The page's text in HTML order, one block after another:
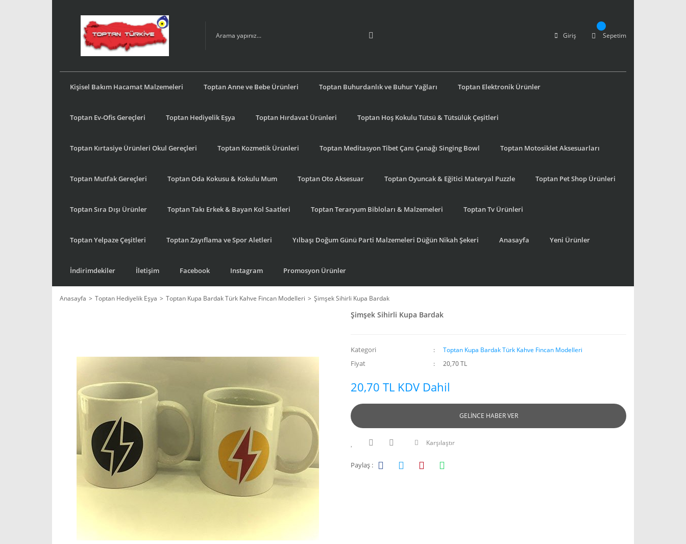
Giriş Sepetim
Kişisel Bakım Hacamat Malzemeleri Toptan Anne ve Bebe Ürünleri Toptan Buhurdanlık ve Buhur Yağları Toptan Elektronik Ürünler
Toptan Ev-Ofis Gereçleri Toptan Hediyelik Eşya Toptan Hırdavat Ürünleri Toptan Hoş Kokulu Tütsü & Tütsülük Çeşitleri
Toptan Kırtasiye Ürünleri Okul Gereçleri Toptan Kozmetik Ürünleri Toptan Meditasyon Tibet Çanı Çanağı Singing Bowl Toptan Motosiklet Aksesuarları
Toptan Mutfak Gereçleri Toptan Oda Kokusu & Kokulu Mum Toptan Oto Aksesuar Toptan Oyuncak & Eğitici Materyal Puzzle Toptan Pet Shop Ürünleri
Toptan Sıra Dışı Ürünler Toptan Takı Erkek & Bayan Kol Saatleri Toptan Teraryum Bibloları & Malzemeleri Toptan Tv Ürünleri
Toptan Yelpaze Çeşitleri Toptan Zayıflama ve Spor Aletleri Yılbaşı Doğum Günü Parti Malzemeleri Düğün Nikah Şekeri Anasayfa Yeni Ürünler
İndirimdekiler İletişim Facebook Instagram Promosyon Ürünler
Anasayfa Toptan Hediyelik Eşya Toptan Kupa Bardak Türk Kahve Fincan Modelleri Şimşek Sihirli Kupa Bardak
Şimşek Sihirli Kupa Bardak
Kategori Toptan Kupa Bardak Türk Kahve Fincan Modelleri
Fiyat 20,70 TL
20,70 TL KDV Dahil
GELİNCE HABER VER
Karşılaştır
Paylaş :